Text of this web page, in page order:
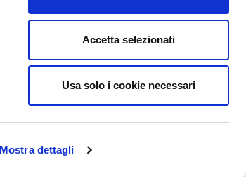
Mostra dettagli
Accetta selezionati
Usa solo i cookie necessari